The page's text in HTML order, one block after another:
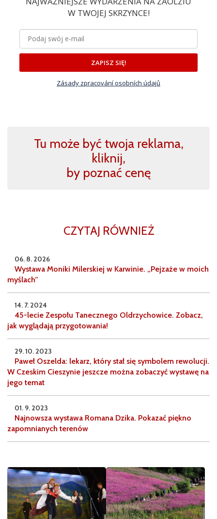
W TWOJEJ SKRZYNCE!
ZAPISZ SIĘ!
Zásady zpracování osobních údajů
Tu może być twoja reklama,
kliknij,
by poznać cenę
CZYTAJ RÓWNIEŻ
06. 8. 2026
Wystawa Moniki Milerskiej w Karwinie. „Pejzaże w moich
myślach”
14. 7. 2024
45-lecie Zespołu Tanecznego Oldrzychowice. Zobacz,
jak wyglądają przygotowania!
29. 10. 2023
Paweł Oszelda: lekarz, który stał się symbolem rewolucji.
W Czeskim Cieszynie jeszcze można zobaczyć wystawę na
jego temat
01. 9. 2023
Najnowsza wystawa Romana Dzika. Pokazać piękno
zapomnianych terenów